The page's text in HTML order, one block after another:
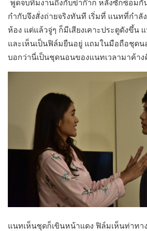
พูดจบทีมงานถึงกับขำก๊าก หลังซักซ้อมกั
กำกับจึงสั่งถ่ายจริงทันที เริ่มที่ แนทที่กำลั
ห้อง แต่แล้วจู่ๆ ก็มีเสียงเคาะประตูดังขึ้น
และเห็นเป็นฟิล์มยืนอยู่ แถมในมือถือชุดน
บอกว่านี่เป็นชุดนอนของแนทเวลามาค้า
แนทเห็นชุดก็เขินหน้าแดง ฟิล์มเห็นท่าทา